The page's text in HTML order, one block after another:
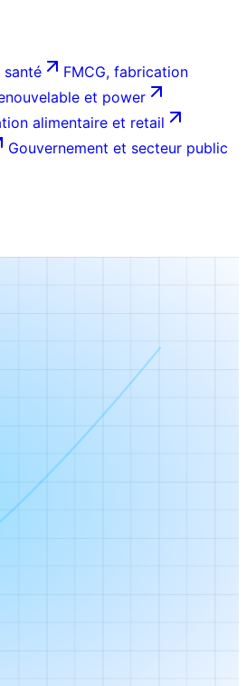
santé
FMCG, fabrication
et power
alimentaire et retail
Gouvernement et secteur public